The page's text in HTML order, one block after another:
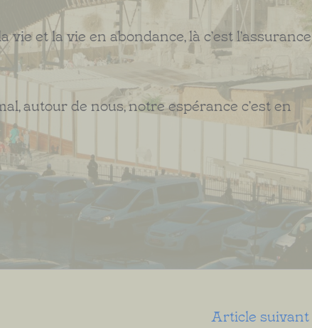
et la vie en abondance, là c’est l’assurance
autour de nous, notre espérance c’est en
Article suivant